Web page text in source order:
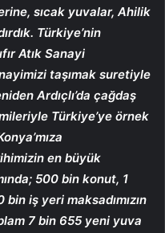
sıcak yuvalar, Ahilik
Türkiye’nin
Atık Sanayi
taşımak suretiyle
Ardıçlı’da çağdaş
Türkiye’ye örnek
en büyük
500 bin konut, 1
iş yeri maksadımızın
7 bin 655 yeni yuva